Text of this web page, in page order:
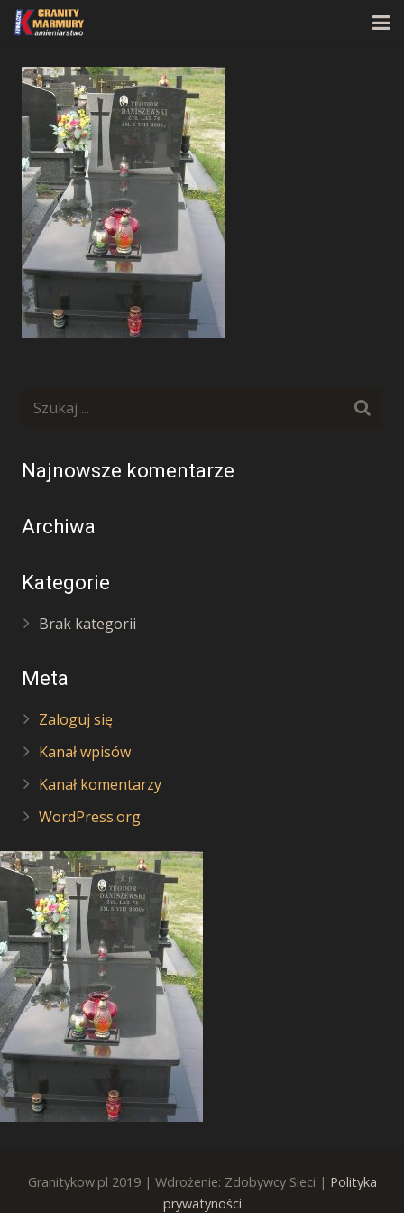
Strona główna
O firmie
Oferta
Realizacje
Kontakt
Najnowsze komentarze
Archiwa
Kategorie
Brak kategorii
Meta
Zaloguj się
Kanał wpisów
Kanał komentarzy
WordPress.org
Granitykow.pl 2019 | Wdrożenie: Zdobywcy Sieci | Polityka
prywatyności